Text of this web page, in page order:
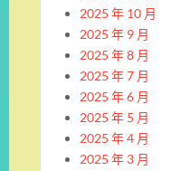
2025 年 10 月
2025 年 9 月
2025 年 8 月
2025 年 7 月
2025 年 6 月
2025 年 5 月
2025 年 4 月
2025 年 3 月